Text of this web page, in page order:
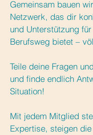
Gemeinsam bauen
Netzwerk, das dir
und Unterstützung
Berufsweg bietet –
Teile deine Fragen
und finde endlich
Situation!
Mit jedem Mitglied
Expertise, steigen die